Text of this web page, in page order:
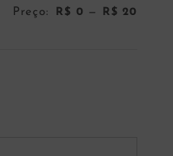
Preço: R$ 0 — R$ 20